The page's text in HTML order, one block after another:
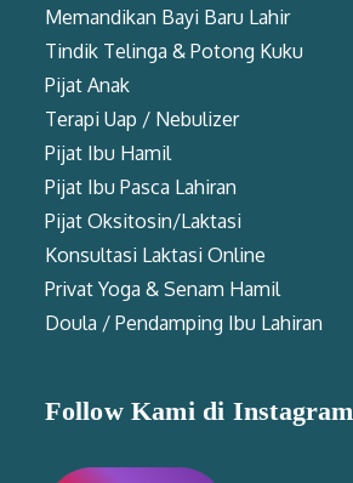
Memandikan Bayi Baru Lahir
Tindik Telinga & Potong Kuku
Pijat Anak
Terapi Uap / Nebulizer
Pijat Ibu Hamil
Pijat Ibu Pasca Lahiran
Pijat Oksitosin/Laktasi
Konsultasi Laktasi Online
Privat Yoga & Senam Hamil
Doula / Pendamping Ibu Lahiran
Follow Kami di Instagram